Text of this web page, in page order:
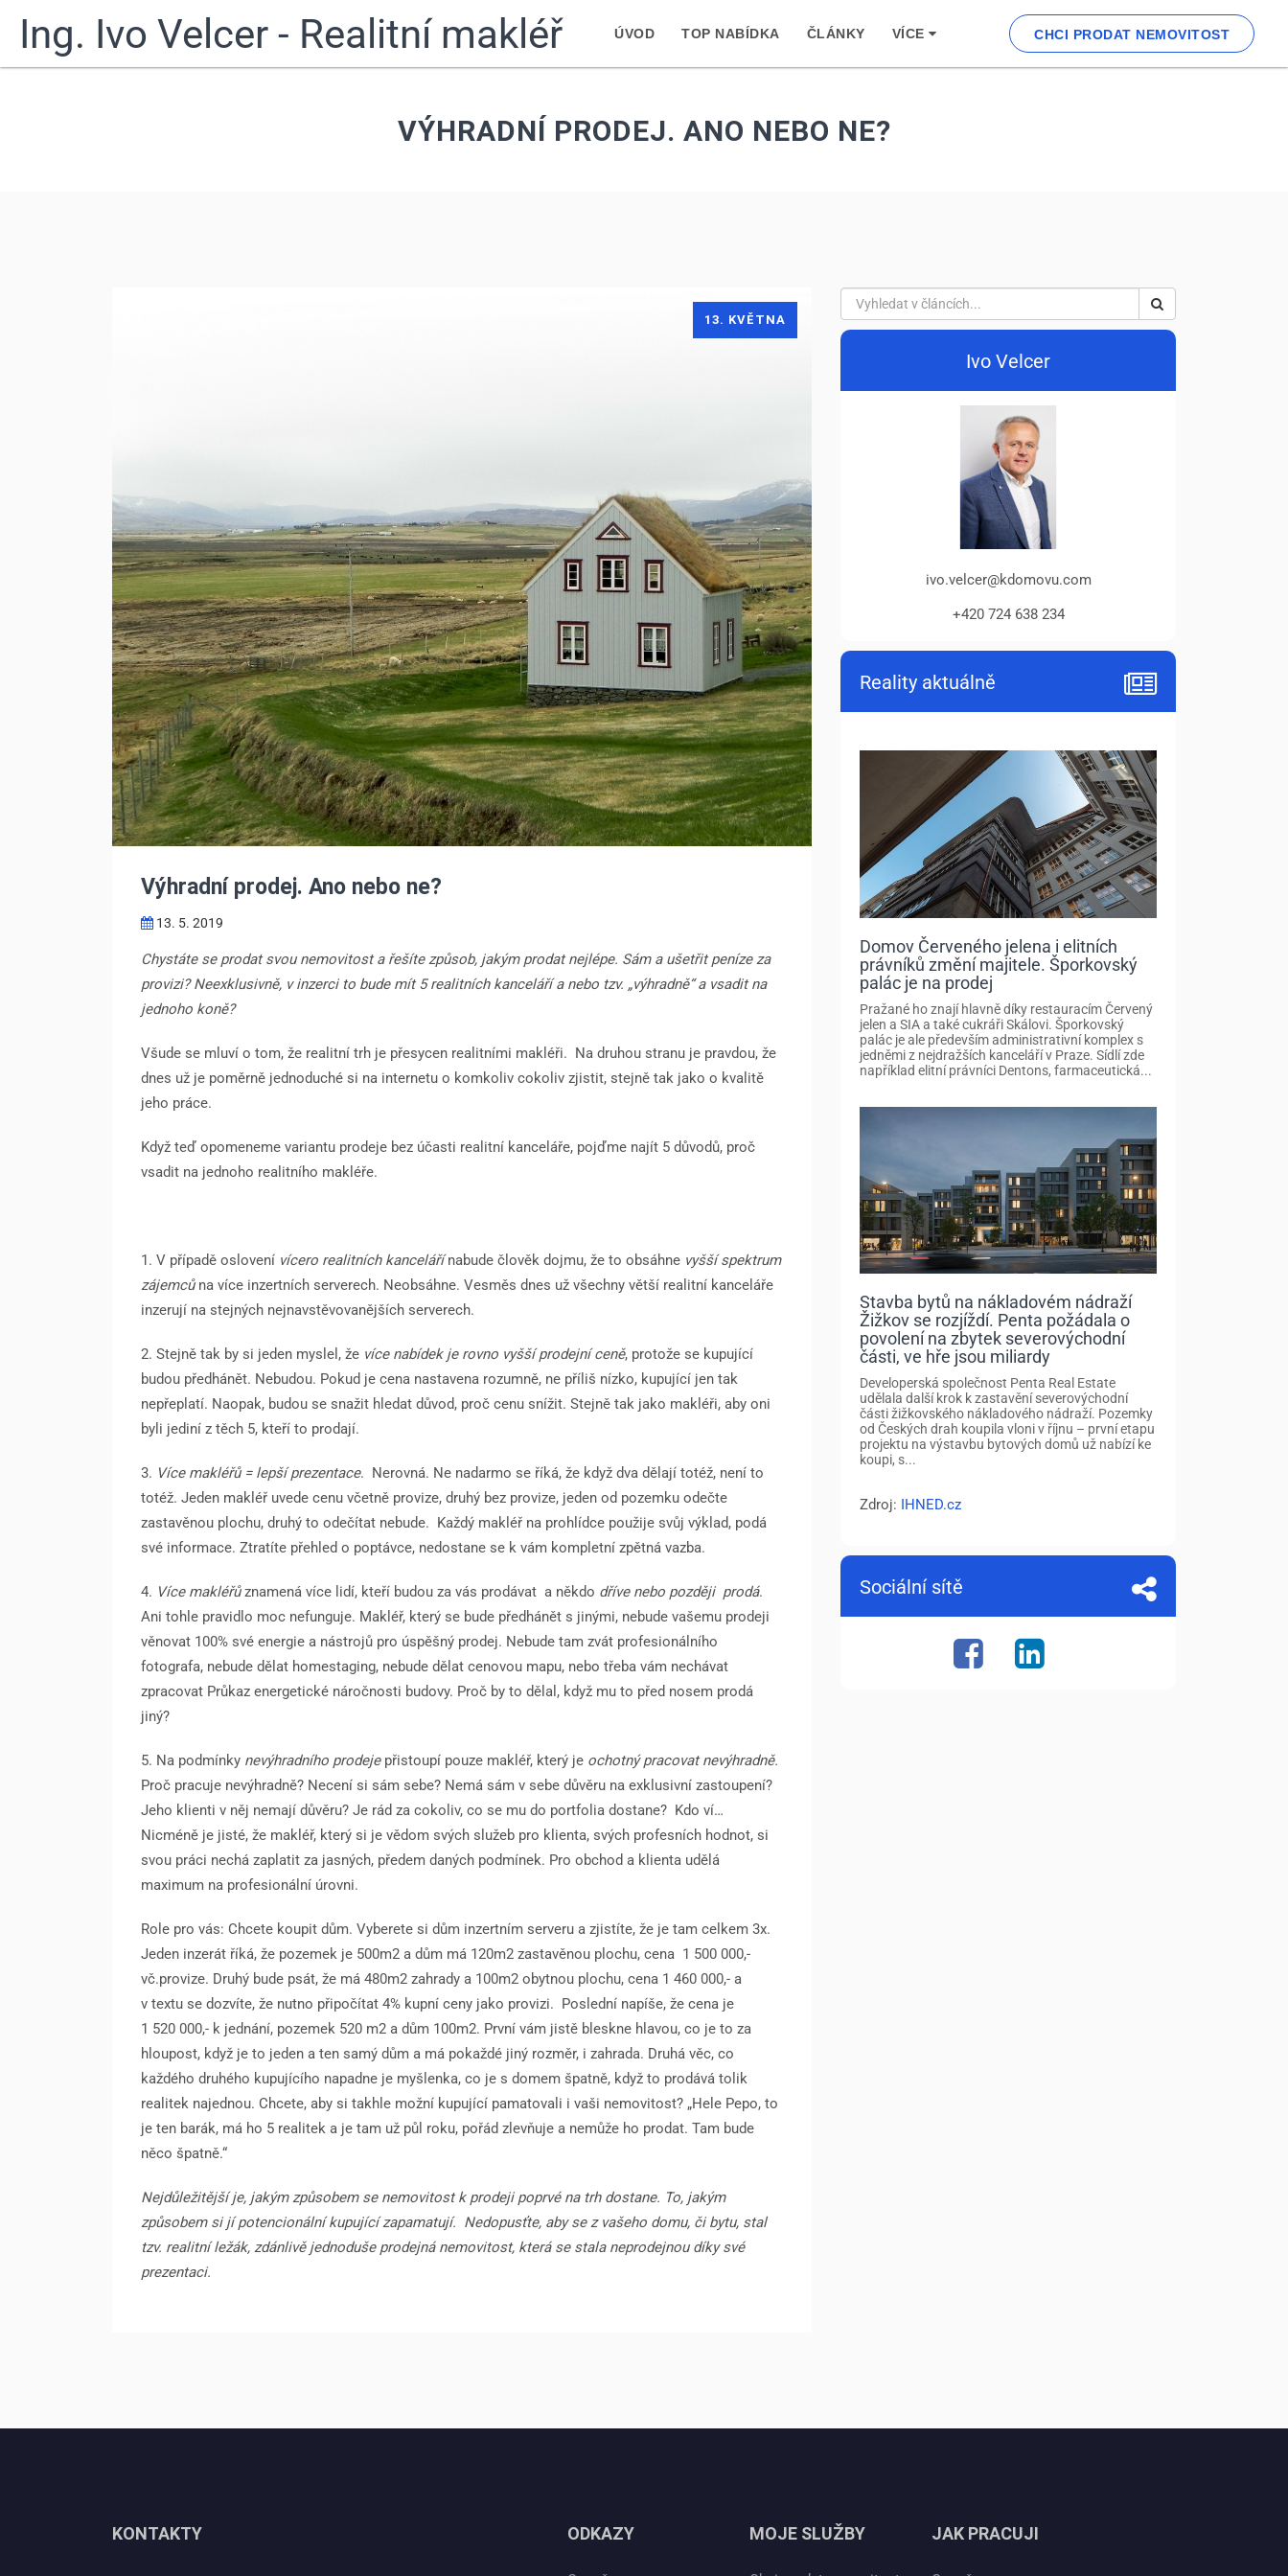
Ing. Ivo Velcer - Realitní makléř ÚVOD TOP NABÍDKA ČLÁNKY VÍCE CHCI PRODAT NEMOVITOST
VÝHRADNÍ PRODEJ. ANO NEBO NE?
Výhradní prodej. Ano nebo ne?
13. 5. 2019
13. KVĚTNA
Chystáte se prodat svou nemovitost a řešíte způsob, jakým prodat nejlépe. Sám a ušetřit peníze za
provizi? Neexklusivně, v inzerci to bude mít 5 realitních kanceláří a nebo tzv. „výhradně“ a vsadit na
jednoho koně?
Všude se mluví o tom, že realitní trh je přesycen realitními makléři.
Na druhou stranu je pravdou, že
dnes už je poměrně jednoduché si na internetu o komkoliv cokoliv zjistit, stejně tak jako o kvalitě
jeho práce.
Když teď opomeneme variantu prodeje bez účasti realitní kanceláře, pojďme najít 5 důvodů, proč
vsadit na jednoho realitního makléře.
1. V případě oslovení vícero realitních kancelářínabude člověk dojmu, že to obsáhne vyšší spektrum
zájemcůna více inzertních serverech. Neobsáhne. Vesměs dnes už všechny větší realitní kanceláře
inzerují na stejných nejnavstěvovanějších serverech.
2. Stejně tak by si jeden myslel, že více nabídek je rovno vyšší prodejní ceně, protože se kupující
budou předhánět. Nebudou. Pokud je cena nastavena rozumně, ne příliš nízko, kupující jen tak
nepřeplatí. Naopak, budou se snažit hledat důvod, proč cenu snížit. Stejně tak jako makléři, aby oni
byli jediní z těch 5, kteří to prodají.
3. Více makléřů = lepší prezentace.
Nerovná. Ne nadarmo se říká, že když dva dělají totéž, není to
totéž. Jeden makléř uvede cenu včetně provize, druhý bez provize, jeden od pozemku odečte
zastavěnou plochu, druhý to odečítat nebude.
Každý makléř na prohlídce použije svůj výklad, podá
své informace. Ztratíte přehled o poptávce, nedostane se k vám kompletní zpětná vazba.
4. Více makléřůznamená více lidí, kteří budou za vás prodávat a někdo dříve nebo později prodá.
Ani tohle pravidlo moc nefunguje. Makléř, který se bude předhánět s jinými, nebude vašemu prodeji
věnovat 100% své energie a nástrojů pro úspěšný prodej. Nebude tam zvát profesionálního
fotografa, nebude dělat homestaging, nebude dělat cenovou mapu, nebo třeba vám nechávat
zpracovat Průkaz energetické náročnosti budovy. Proč by to dělal, když mu to před nosem prodá
jiný?
5. Na podmínky nevýhradního prodejepřistoupí pouze makléř, který je ochotný pracovat nevýhradně.
Proč pracuje nevýhradně? Necení si sám sebe? Nemá sám v sebe důvěru na exklusivní zastoupení?
Jeho klienti v něj nemají důvěru? Je rád za cokoliv, co se mu do portfolia dostane? Kdo ví…
Nicméně je jisté, že makléř, který si je vědom svých služeb pro klienta, svých profesních hodnot, si
svou práci nechá zaplatit za jasných, předem daných podmínek. Pro obchod a klienta udělá
maximum na profesionální úrovni.
Role pro vás: Chcete koupit dům. Vyberete si dům inzertním serveru a zjistíte, že je tam celkem 3x.
Jeden inzerát říká, že pozemek je 500m2 a dům má 120m2 zastavěnou plochu, cena 1 500 000,-
vč.provize. Druhý bude psát, že má 480m2 zahrady a 100m2 obytnou plochu, cena 1 460 000,- a
v textu se dozvíte, že nutno připočítat 4% kupní ceny jako provizi.
Poslední napíše, že cena je
1 520 000,- k jednání, pozemek 520 m2 a dům 100m2. První vám jistě bleskne hlavou, co je to za
hloupost, když je to jeden a ten samý dům a má pokaždé jiný rozměr, i zahrada. Druhá věc, co
každého druhého kupujícího napadne je myšlenka, co je s domem špatně, když to prodává tolik
realitek najednou. Chcete, aby si takhle možní kupující pamatovali i vaši nemovitost? „Hele Pepo, to
je ten barák, má ho 5 realitek a je tam už půl roku, pořád zlevňuje a nemůže ho prodat. Tam bude
něco špatně.“
Nejdůležitější je, jakým způsobem se nemovitost k prodeji poprvé na trh dostane. To, jakým
způsobem si jí potencionální kupující zapamatují. Nedopusťte, aby se z vašeho domu, či bytu, stal
tzv. realitní ležák, zdánlivě jednoduše prodejná nemovitost, která se stala neprodejnou díky své
prezentaci.
Ivo Velcer
ivo.velcer@kdomovu.com
+420 724 638 234
Reality aktuálně
Domov Červeného jelena i elitních
právníků změní majitele. Šporkovský
palác je na prodej
Pražané ho znají hlavně díky restauracím Červený
jelen a SIA a také cukráři Skálovi. Šporkovský
palác je ale především administrativní komplex s
jedněmi z nejdražších kanceláří v Praze. Sídlí zde
například elitní právníci Dentons, farmaceutická...
Stavba bytů na nákladovém nádraží
Žižkov se rozjíždí. Penta požádala o
povolení na zbytek severovýchodní
části, ve hře jsou miliardy
Developerská společnost Penta Real Estate
udělala další krok k zastavění severovýchodní
části žižkovského nákladového nádraží. Pozemky
od Českých drah koupila vloni v říjnu – první etapu
projektu na výstavbu bytových domů už nabízí ke
koupi, s...
Zdroj: IHNED.cz
Sociální sítě
KONTAKTY ODKAZY MOJE SLUŽBY JAK PRACUJI